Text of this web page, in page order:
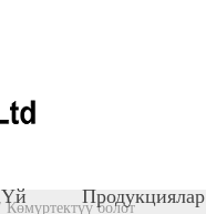
Үй Продукциялар
Көмүртектүү болот